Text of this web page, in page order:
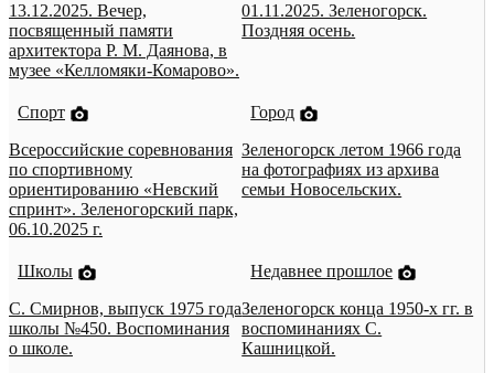
13.12.2025. Вечер,
посвященный памяти
архитектора Р. М. Даянова, в
музее «Келломяки-Комарово».
01.11.2025. Зеленогорск.
Поздняя осень.
Спорт
Всероссийские соревнования
по спортивному
ориентированию «Невский
спринт». Зеленогорский парк,
06.10.2025 г.
Город
Зеленогорск летом 1966 года
на фотографиях из архива
семьи Новосельских.
Школы
С. Смирнов, выпуск 1975 года
школы №450. Воспоминания
о школе.
Недавнее прошлое
Зеленогорск конца 1950-х гг. в
воспоминаниях С.
Кашницкой.